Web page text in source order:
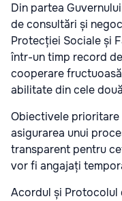
Din partea
de consultări și
Protecției Sociale și
într-un timp record
cooperare
abilitate din cele
Obiectivele
asigurarea unui
transparent pentru
vor fi angajați
Acordul și Protocolul